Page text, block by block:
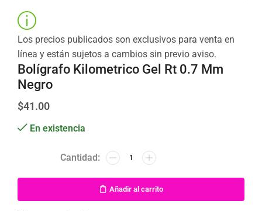
Los precios publicados son exclusivos para venta en
línea y están sujetos a cambios sin previo aviso.
Bolígrafo Kilometrico Gel Rt 0.7 Mm
Negro
$41.00
En existencia
Añadir al carrito